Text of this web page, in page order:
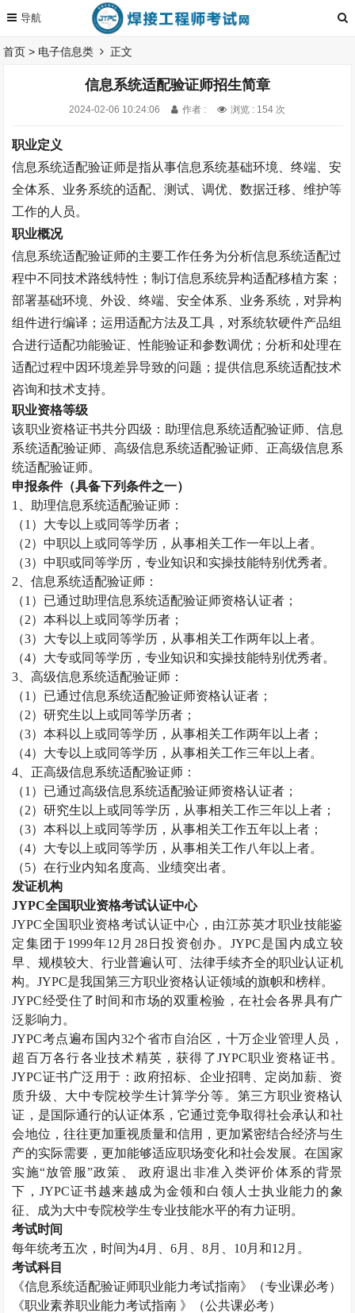
首页 > 电子信息类 正文
信息系统适配验证师招生简章
2024-02-06 10:24:06 作者 : 浏览 : 154 次
职业定义
信息系统适配验证师是指从事信息系统基础环境、终端、安
全体系、业务系统的适配、测试、调优、数据迁移、维护等
工作的人员。
职业概况
信息系统适配验证师的主要工作任务为分析信息系统适配过
程中不同技术路线特性；制订信息系统异构适配移植方案；
部署基础环境、外设、终端、安全体系、业务系统，对异构
组件进行编译；运用适配方法及工具，对系统软硬件产品组
合进行适配功能验证、性能验证和参数调优；分析和处理在
适配过程中因环境差异导致的问题；提供信息系统适配技术
咨询和技术支持。
职业资格等级
该职业资格证书共分四级：助理信息系统适配验证师、信息
系统适配验证师、高级信息系统适配验证师、正高级信息系
统适配验证师。
申报条件（具备下列条件之一）
1
、助理信息系统适配验证师：
（1 ）大专以上或同等学历者；
（2）中职以上或同等学历，从事相关工作一年以上者。
（3）中职或同等学历，专业知识和实操技能特别优秀者。
2 、信息系统适配验证师：
（1 ）已通过助理信息系统适配验证师资格认证者；
（2）本科以上或同等学历者；
（3）大专以上或同等学历，从事相关工作两年以上者。
（4）大专或同等学历，专业知识和实操技能特别优秀者。
3 、高级信息系统适配验证师：
（1 ）已通过信息系统适配验证师资格认证者；
（2）研究生以上或同等学历者；
（3）本科以上或同等学历，从事相关工作两年以上者；
（4）大专以上或同等学历，从事相关工作三年以上者。
4 、正高级信息系统适配验证师：
（1 ）已通过高级信息系统适配验证师资格认证者；
（2）研究生以上或同等学历，从事相关工作三年以上者；
（3）本科以上或同等学历，从事相关工作五年以上者；
（4）大专以上或同等学历，从事相关工作八年以上者。
（5）在行业内知名度高、业绩突出者。
发证机构
JYPC全国职业资格考试认证中心
JYPC全国职业资格考试认证中心，由江苏英才职业技能鉴
定集团于1999年12 月 28日投资创办。 JYPC是国内成立较
早、规模较大、行业普遍认可、法律手续齐全的职业认证机
构。JYPC是我国第三方职业资格认证领域的旗帜和榜样。
JYPC经受住了时间和市场的双重检验，在社会各界具有广
泛影响力。
JYPC考点遍布国内32个省市自治区，十万企业管理人员，
超百万各行各业技术精英，获得了JYPC职业资格证书。
JYPC证书广泛用于：政府招标、企业招聘、定岗加薪、资
质升级、大中专院校学生计算学分等。第三方职业资格认
证，是国际通行的认证体系，它通过竞争取得社会承认和社
会地位，往往更加重视质量和信用，更加紧密结合经济与生
产的实际需要，更加能够适应职场变化和社会发展。在国家
实施“放管服”政策、 政府退出非准入类评价体系的背景
下， JYPC证书越来越成为金领和白领人士执业能力的象
征、成为大中专院校学生专业技能水平的有力证明。
考试时间
每年统考五次，时间为4月、6月、8月、 10月和12 月。
考试科目
《信息系统适配验证师职业能力考试指南》（专业课必考）
《职业素养职业能力考试指南 》（公共课必考）